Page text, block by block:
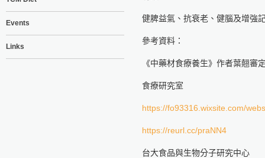
Events
Links
健脾益氣、抗衰老、健腦及增強
參考資料：
《中藥材食療養生》作者葉翹審
食療研究室
https://fo93316.wixsite.com/
https://reurl.cc/praNN4
台大食品與生物分子研究中心